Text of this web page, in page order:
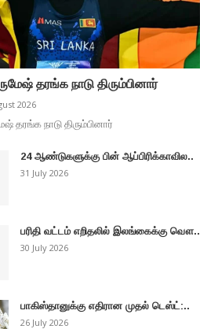
தரங்க நாடு திரும்பினார்
2026
தரங்க நாடு திரும்பினார்
24 ஆண்டுகளுக்கு பின் ஆப்பிரிக்காவில..
31 July 2026
பரிதி வட்டம் எறிதலில் இலங்கைக்கு வௌ..
30 July 2026
பாகிஸ்தானுக்கு எதிரான முதல் டெஸ்ட்:..
26 July 2026